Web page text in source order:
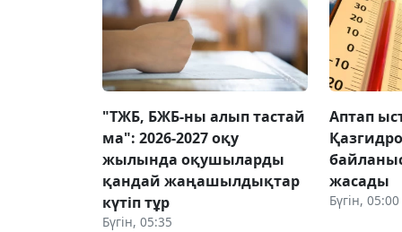
"ТЖБ, БЖБ-ны алып тастай
ма": 2026-2027 оқу
жылында оқушыларды
қандай жаңашылдықтар
күтіп тұр
Бүгін, 05:35
Аптап
жасады
Бүгін, 05:00